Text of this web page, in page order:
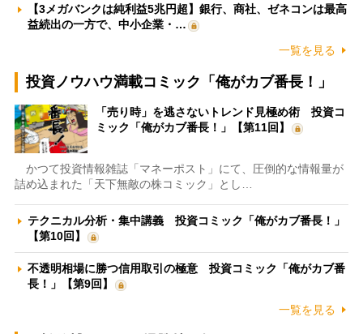
【3メガバンクは純利益5兆円超】銀行、商社、ゼネコンは最高
益続出の一方で、中小企業・…
一覧を見る
投資ノウハウ満載コミック「俺がカブ番長！」
「売り時」を逃さないトレンド見極め術 投資コ
ミック「俺がカブ番長！」【第11回】
かつて投資情報雑誌「マネーポスト」にて、圧倒的な情報量が
詰め込まれた「天下無敵の株コミック」とし…
テクニカル分析・集中講義 投資コミック「俺がカブ番長！」
【第10回】
不透明相場に勝つ信用取引の極意 投資コミック「俺がカブ番
長！」【第9回】
一覧を見る